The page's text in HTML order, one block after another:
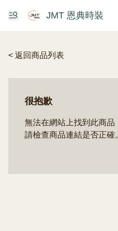
JMT 恩典時裝
< 返回商品列表
很抱歉
無法在網站上找到此商品
請檢查商品連結是否正確